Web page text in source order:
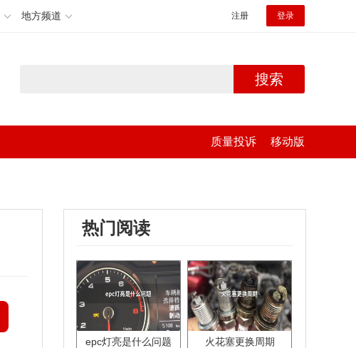
地方频道 注册 登录
搜索
质量投诉 移动版
热门阅读
epc灯亮是什么问题 火花塞更换周期